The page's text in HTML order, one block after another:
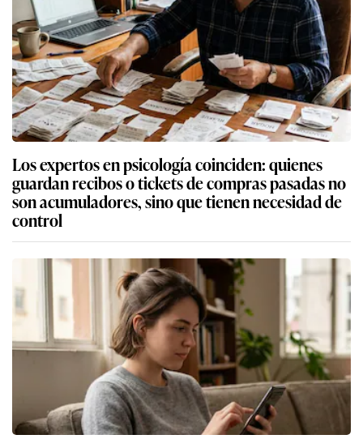
Los expertos en psicología coinciden: quienes
guardan recibos o tickets de compras pasadas no
son acumuladores, sino que tienen necesidad de
control